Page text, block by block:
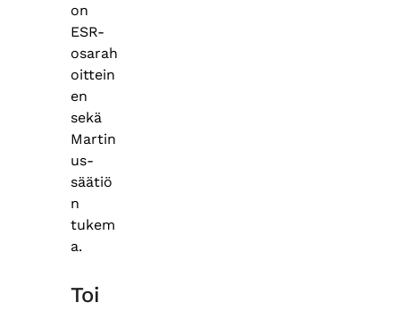
on
ESR-
osarah
oittein
en
sekä
Martin
us-
säätiö
n
tukem
a.
Toi